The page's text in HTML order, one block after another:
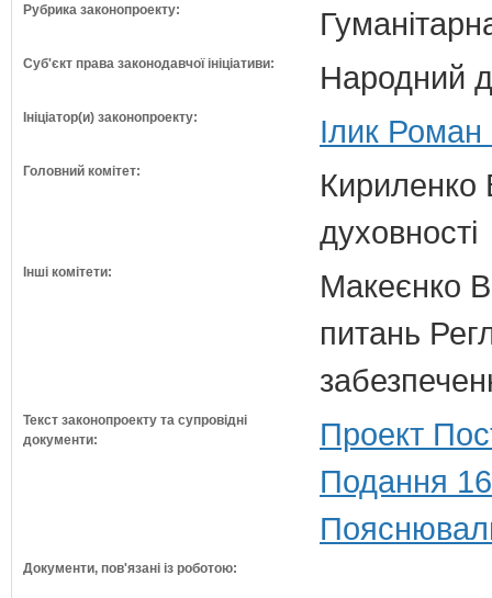
Рубрика законопроекту:
Суб'єкт права законодавчої ініціативи: Народний
Ініціатор(и) законопроекту: Ілик
Головний комітет:
Кириленко
духовності
Інші комітети:
Макеєнко
питань
Текст законопроекту та супровідні
документи:
Проект
Подання
Документи, пов'язані із роботою: